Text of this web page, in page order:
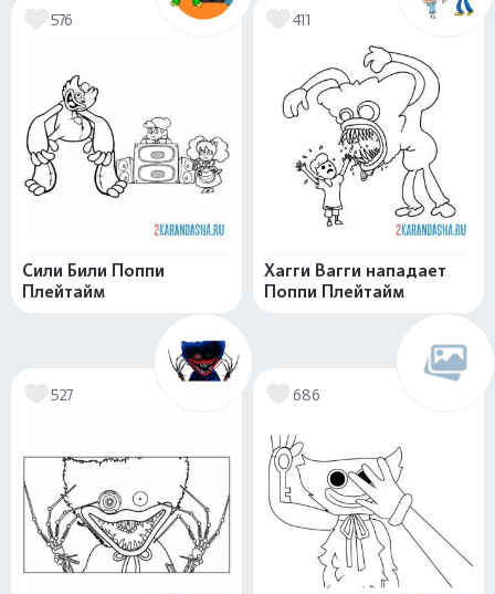
576
Сили Били Поппи
Плейтайм
411
Хагги Вагги нападает
Поппи Плейтайм
527 686